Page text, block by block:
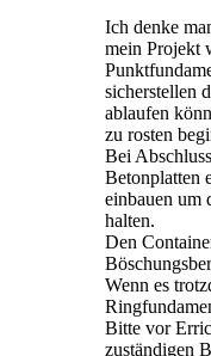
Ich denke
mein Projekt
sicherstellen
ablaufen
zu rosten
Bei
Betonplatten
einbauen um
halten.
Den
Wenn es
Bitte vor
zuständigen